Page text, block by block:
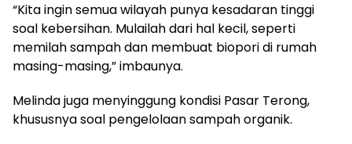
“Kita ingin semua wilayah punya kesadaran tinggi
soal kebersihan. Mulailah dari hal kecil, seperti
memilah sampah dan membuat biopori di rumah
masing-masing,” imbaunya.
Melinda juga menyinggung kondisi Pasar Terong,
khususnya soal pengelolaan sampah organik.